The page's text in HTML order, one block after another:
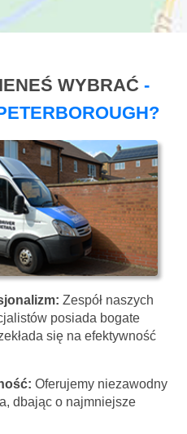
WYBRAĆ -
Zespół naszych
posiada bogate
się na efektywność
Oferujemy niezawodny
dbając o najmniejsze